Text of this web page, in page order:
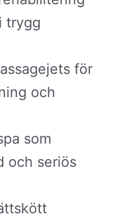
trygg
för
och
som
och seriös